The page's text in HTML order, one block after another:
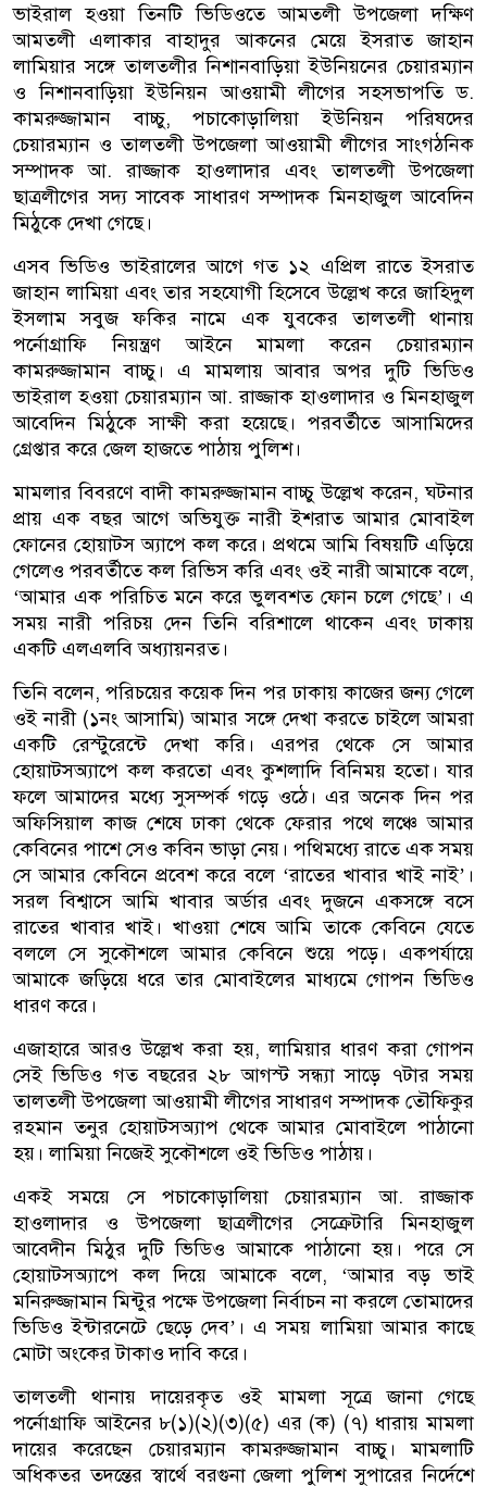
ভাইরাল হওয়া তিনটি ভিডিওতে আমতলী উপজেলা দক্ষিণ
আমতলী এলাকার বাহাদুর আকনের মেয়ে ইসরাত জাহান
লামিয়ার সঙ্গে তালতলীর নিশানবাড়িয়া ইউনিয়নের চেয়ারম্যান
ও নিশানবাড়িয়া ইউনিয়ন আওয়ামী লীগের সহসভাপতি ড.
কামরুজ্জামান বাচ্চু, পচাকোড়ালিয়া ইউনিয়ন পরিষদের
চেয়ারম্যান ও তালতলী উপজেলা আওয়ামী লীগের সাংগঠনিক
সম্পাদক আ. রাজ্জাক হাওলাদার এবং তালতলী উপজেলা
ছাত্রলীগের সদ্য সাবেক সাধারণ সম্পাদক মিনহাজুল আবেদিন
মিঠুকে দেখা গেছে।
এসব ভিডিও ভাইরালের আগে গত ১২ এপ্রিল রাতে ইসরাত
জাহান লামিয়া এবং তার সহযোগী হিসেবে উল্লেখ করে জাহিদুল
ইসলাম সবুজ ফকির নামে এক যুবকের তালতলী থানায়
পর্নোগ্রাফি নিয়ন্ত্রণ আইনে মামলা করেন চেয়ারম্যান
কামরুজ্জামান বাচ্চু। এ মামলায় আবার অপর দুটি ভিডিও
ভাইরাল হওয়া চেয়ারম্যান আ. রাজ্জাক হাওলাদার ও মিনহাজুল
আবেদিন মিঠুকে সাক্ষী করা হয়েছে। পরবর্তীতে আসামিদের
গ্রেপ্তার করে জেল হাজতে পাঠায় পুলিশ।
মামলার বিবরণে বাদী কামরুজ্জামান বাচ্চু উল্লেখ করেন, ঘটনার
প্রায় এক বছর আগে অভিযুক্ত নারী ইশরাত আমার মোবাইল
ফোনের হোয়াটস অ্যাপে কল করে। প্রথমে আমি বিষয়টি এড়িয়ে
গেলেও পরবর্তীতে কল রিভিস করি এবং ওই নারী আমাকে বলে,
‘আমার এক পরিচিত মনে করে ভুলবশত ফোন চলে গেছে’। এ
সময় নারী পরিচয় দেন তিনি বরিশালে থাকেন এবং ঢাকায়
একটি এলএলবি অধ্যায়নরত।
তিনি বলেন, পরিচয়ের কয়েক দিন পর ঢাকায় কাজের জন্য গেলে
ওই নারী (১নং আসামি) আমার সঙ্গে দেখা করতে চাইলে আমরা
একটি রেস্টুরেন্টে দেখা করি। এরপর থেকে সে আমার
হোয়াটসঅ্যাপে কল করতো এবং কুশলাদি বিনিময় হতো। যার
ফলে আমাদের মধ্যে সুসম্পর্ক গড়ে ওঠে। এর অনেক দিন পর
অফিসিয়াল কাজ শেষে ঢাকা থেকে ফেরার পথে লঞ্চে আমার
কেবিনের পাশে সেও কবিন ভাড়া নেয়। পথিমধ্যে রাতে এক সময়
সে আমার কেবিনে প্রবেশ করে বলে ‘রাতের খাবার খাই নাই’।
সরল বিশ্বাসে আমি খাবার অর্ডার এবং দুজনে একসঙ্গে বসে
রাতের খাবার খাই। খাওয়া শেষে আমি তাকে কেবিনে যেতে
বললে সে সুকৌশলে আমার কেবিনে শুয়ে পড়ে। একপর্যায়ে
আমাকে জড়িয়ে ধরে তার মোবাইলের মাধ্যমে গোপন ভিডিও
ধারণ করে।
এজাহারে আরও উল্লেখ করা হয়, লামিয়ার ধারণ করা গোপন
সেই ভিডিও গত বছরের ২৮ আগস্ট সন্ধ্যা সাড়ে ৭টার সময়
তালতলী উপজেলা আওয়ামী লীগের সাধারণ সম্পাদক তৌফিকুর
রহমান তনুর হোয়াটসঅ্যাপ থেকে আমার মোবাইলে পাঠানো
হয়। লামিয়া নিজেই সুকৌশলে ওই ভিডিও পাঠায়।
একই সময়ে সে পচাকোড়ালিয়া চেয়ারম্যান আ. রাজ্জাক
হাওলাদার ও উপজেলা ছাত্রলীগের সেক্রেটারি মিনহাজুল
আবেদীন মিঠুর দুটি ভিডিও আমাকে পাঠানো হয়। পরে সে
হোয়াটসঅ্যাপে কল দিয়ে আমাকে বলে, ‘আমার বড় ভাই
মনিরুজ্জামান মিন্টুর পক্ষে উপজেলা নির্বাচন না করলে তোমাদের
ভিডিও ইন্টারনেটে ছেড়ে দেব’। এ সময় লামিয়া আমার কাছে
মোটা অংকের টাকাও দাবি করে।
তালতলী থানায় দায়েরকৃত ওই মামলা সূত্রে জানা গেছে
পর্নোগ্রাফি আইনের ৮(১)(২)(৩)(৫) এর (ক) (৭) ধারায় মামলা
দায়ের করেছেন চেয়ারম্যান কামরুজ্জামান বাচ্চু। মামলাটি
অধিকতর তদন্তের স্বার্থে বরগুনা জেলা পুলিশ সুপারের নির্দেশে